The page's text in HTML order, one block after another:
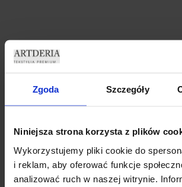
Zgoda Szczegóły
Niniejsza strona korzysta z plików
Wykorzystujemy pliki cookie do
i reklam, aby oferować funkcje
analizować ruch w naszej witrynie.
ZASŁONY WELUROWE
DEKORACYJNA MARMUREK
69,99zł
ZASŁONY